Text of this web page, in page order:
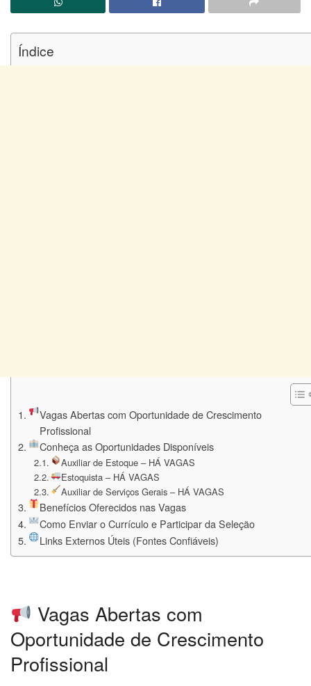
Índice
Vagas Abertas com Oportunidade de Crescimento
Profissional
Conheça as Oportunidades Disponíveis
Auxiliar de Estoque – HÁ VAGAS
Estoquista – HÁ VAGAS
Auxiliar de Serviços Gerais – HÁ VAGAS
Benefícios Oferecidos nas Vagas
Como Enviar o Currículo e Participar da Seleção
Links Externos Úteis (Fontes Confiáveis)
Vagas Abertas com
Oportunidade de Crescimento
Profissional